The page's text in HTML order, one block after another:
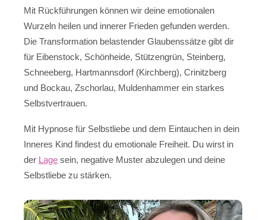
Mit Rückführungen können wir deine emotionalen
Wurzeln heilen und innerer Frieden gefunden werden.
Die Transformation belastender Glaubenssätze gibt dir
für Eibenstock, Schönheide, Stützengrün, Steinberg,
Schneeberg, Hartmannsdorf (Kirchberg), Crinitzberg
und Bockau, Zschorlau, Muldenhammer ein starkes
Selbstvertrauen.
Mit Hypnose für Selbstliebe und dem Eintauchen in dein
Inneres Kind findest du emotionale Freiheit. Du wirst in
der Lage sein, negative Muster abzulegen und deine
Selbstliebe zu stärken.